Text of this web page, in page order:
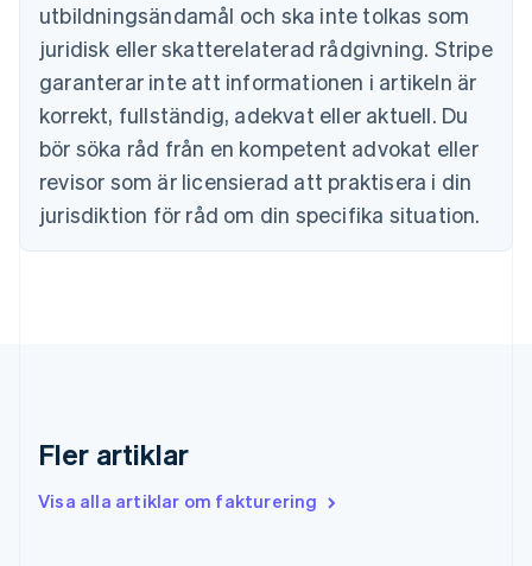
utbildningsändamål och ska inte tolkas som
juridisk eller skatterelaterad rådgivning. Stripe
garanterar inte att informationen i artikeln är
korrekt, fullständig, adekvat eller aktuell. Du
bör söka råd från en kompetent advokat eller
revisor som är licensierad att praktisera i din
jurisdiktion för råd om din specifika situation.
Fler artiklar
Visa alla artiklar om fakturering
English
Estland
English
Fastlandskina
简体中文English
Finland
Frankrike
FrançaisEnglish
English
English